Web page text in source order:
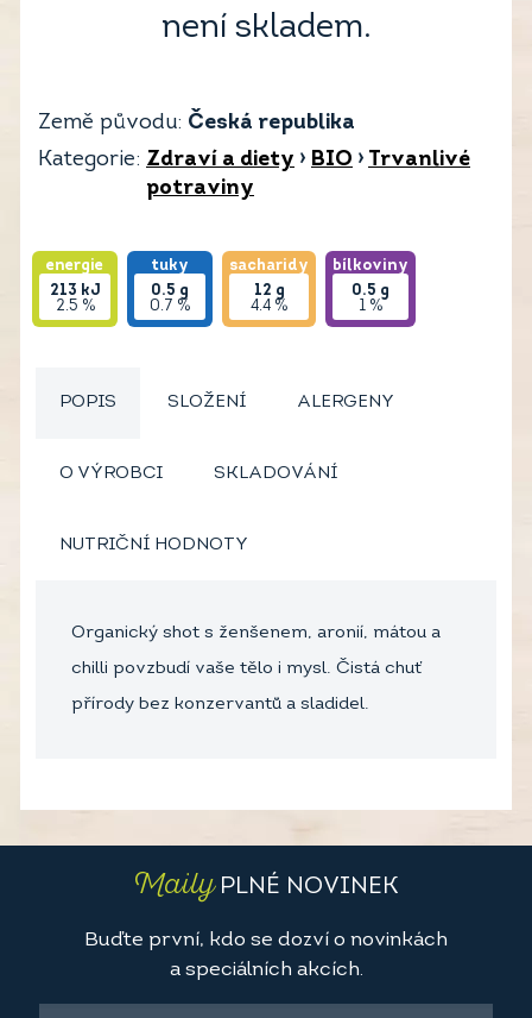
není skladem.
Země původu: Česká republika
Kategorie: Zdraví a diety › BIO › Trvanlivé
potraviny
energie
213 kJ
2.5 %
tuky
0.5 g
0.7 %
sacharidy
12 g
4.4 %
bílkoviny
0.5 g
1 %
POPIS SLOŽENÍ ALERGENY
O VÝROBCI SKLADOVÁNÍ
NUTRIČNÍ HODNOTY
Organický shot s ženšenem, aronií, mátou a
chilli povzbudí vaše tělo i mysl. Čistá chuť
přírody bez konzervantů a sladidel.
MailyPLNÉ NOVINEK
Buďte první, kdo se dozví o novinkách
a speciálních akcích.